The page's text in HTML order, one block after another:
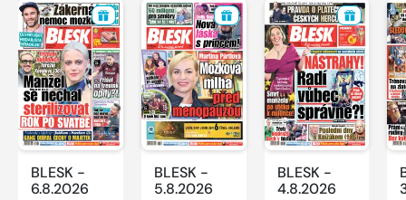
BLESK -
6.8.2026
BLESK -
5.8.2026
BLESK -
4.8.2026